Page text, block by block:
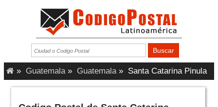
» Guatemala » Guatemala » Santa Catarina Pinula